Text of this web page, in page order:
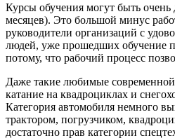
Курсы обучения могут быть
месяцев). Это большой минус
руководители организаций с
людей, уже прошедших обучение
потому, что рабочий процесс
Даже такие любимые
катание на квадроциклах и
Категория автомобиля немного
трактором, погрузчиком,
достаточно прав категории